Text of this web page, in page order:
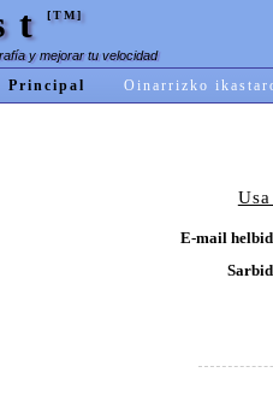
[TM]
y mejorar tu velocidad
Principal Oinarrizko
E-mail